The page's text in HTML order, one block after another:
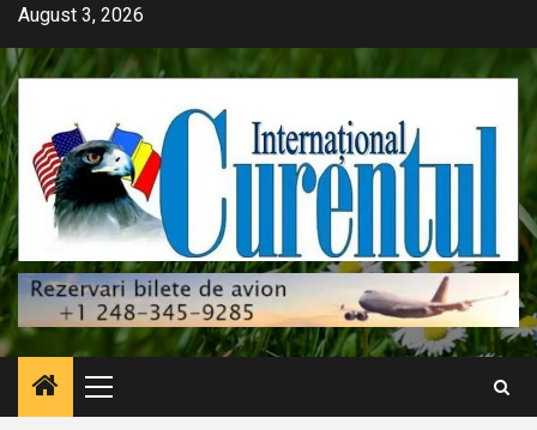
Skip
content
August 3, 2026
Primary
Menu